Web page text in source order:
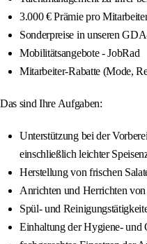
3.000 € Prämie pro
Sonderpreise in unseren
Mobilitätsangebote - JobRad
Mitarbeiter-Rabatte (Mode,
Das sind Ihre Aufgaben:
Unterstützung bei der
einschließlich leichter
Herstellung von frischen
Anrichten und Herrichten
Spül- und
Einhaltung der Hygiene- und